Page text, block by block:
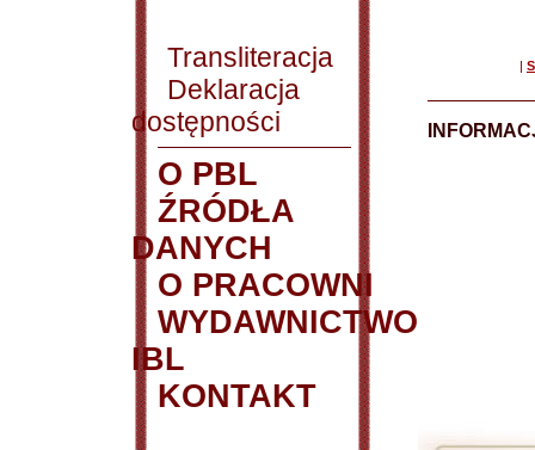
Transliteracja
Deklaracja
dostępności
O PBL
ŹRÓDŁA
DANYCH
O PRACOWNI
WYDAWNICTWO
IBL
KONTAKT
|